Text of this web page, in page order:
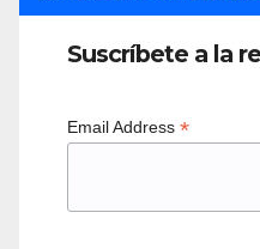
Suscríbete a la
Email Address *